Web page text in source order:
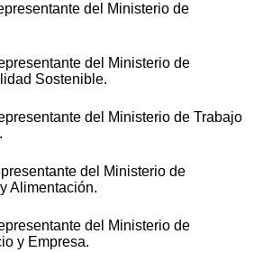
del Ministerio de
del Ministerio de
Sostenible.
del Ministerio de Trabajo
del Ministerio de
Alimentación.
del Ministerio de
y Empresa.